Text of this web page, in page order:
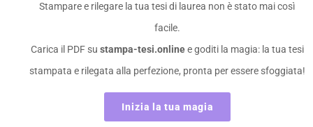
Stampare e rilegare la tua tesi di laurea non è stato mai così
facile.
Carica il PDF su stampa-tesi.onlinee goditi la magia: la tua tesi
stampata e rilegata alla perfezione, pronta per essere sfoggiata!
Inizia la tua magia